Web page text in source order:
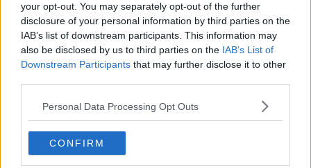
your opt-out. You may separately opt-out of the further
disclosure of your personal information by third parties on the
IAB’s list of downstream participants. This information may
also be disclosed by us to third parties on the IAB’s List of
Downstream Participants that may further disclose it to other
Personal Data Processing Opt Outs
CONFIRM
La solitudine forzatamente ricercata, nata dal senso di
inadeguatezza, di incapacità di adattamento, di vergogna per le
vicissitudini familiari diventa, in Pietro, “talento di restare immobili”,
nel vano tentativo di tenere lontane le delusioni e i fallimenti
smaltire un dolore”. Anche nei passi della sua vita da studente
universitario che lo porterà a lasciare per mesi la sua città natale,
Pisa, per Madrid, nell’apparente movimento dei viaggi, nelle nuove
amicizie, la sua immobilità, anche sentimentale, non lo
abbandonerà.